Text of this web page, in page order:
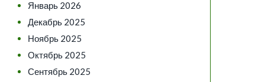
Январь 2026
Декабрь 2025
Ноябрь 2025
Октябрь 2025
Сентябрь 2025